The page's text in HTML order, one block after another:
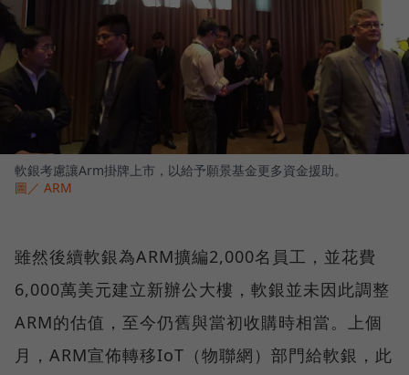
軟銀考慮讓Arm掛牌上市，以給予願景基金更多資金援助。
圖／ ARM
雖然後續軟銀為ARM擴編2,000名員工，並花費
6,000萬美元建立新辦公大樓，軟銀並未因此調整
ARM的估值，至今仍舊與當初收購時相當。上個
月，ARM宣佈轉移IoT（物聯網）部門給軟銀，此